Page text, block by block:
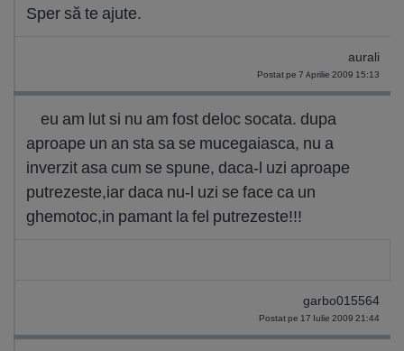
Sper să te ajute.
aurali
Postat pe 7 Aprilie 2009 15:13
eu am lut si nu am fost deloc socata. dupa
aproape un an sta sa se mucegaiasca, nu a
inverzit asa cum se spune, daca-l uzi aproape
putrezeste,iar daca nu-l uzi se face ca un
ghemotoc,in pamant la fel putrezeste!!!
garbo015564
Postat pe 17 Iulie 2009 21:44